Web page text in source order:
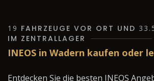
19 FAHRZEUGE VOR ORT UND
IM ZENTRALLAGER
INEOS in Wadern kaufen oder
Entdecken Sie die besten INEOS